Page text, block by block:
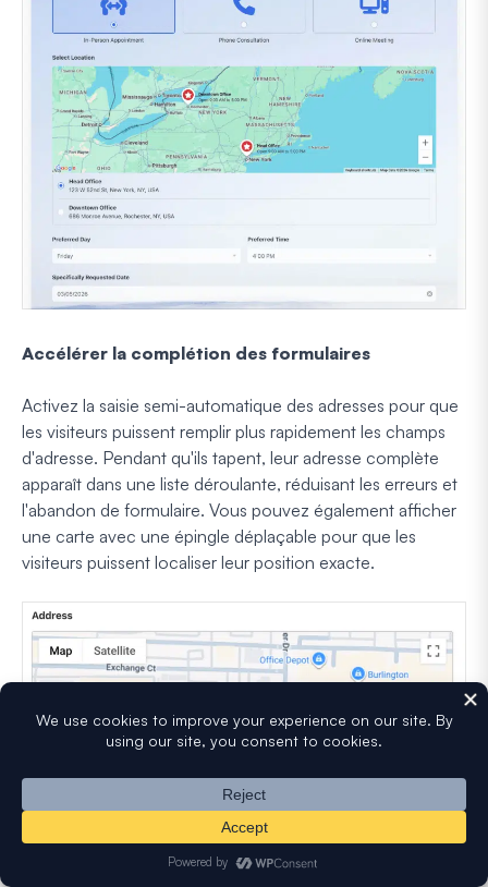
Accélérer la complétion des formulaires
Activez la saisie semi-automatique des adresses pour que
les visiteurs puissent remplir plus rapidement les champs
d'adresse. Pendant qu'ils tapent, leur adresse complète
apparaît dans une liste déroulante, réduisant les erreurs et
l'abandon de formulaire. Vous pouvez également afficher
une carte avec une épingle déplaçable pour que les
visiteurs puissent localiser leur position exacte.